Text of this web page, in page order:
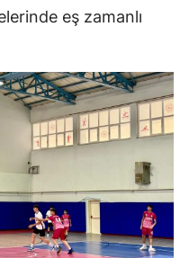
eş zamanlı